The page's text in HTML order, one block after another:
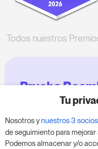
Todos nuestros
Prueba
negocio
Aprovecha nuestra
negocio, sin
Tu
Nosotros ynuestros 3 socios
de seguimiento para
Podemos almacenar y/o